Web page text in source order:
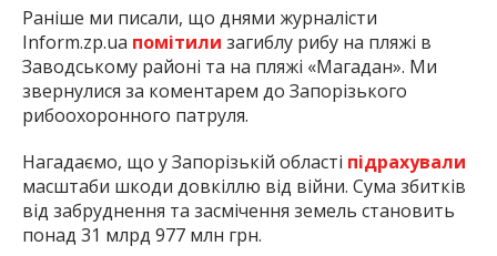
Раніше ми писали, що днями журналісти
Inform.zp.ua помітили загиблу рибу на пляжі в
Заводському районі та на пляжі «Магадан». Ми
звернулися за коментарем до Запорізького
рибоохоронного патруля.
Нагадаємо, що у Запорізькій області підрахували
масштаби шкоди довкіллю від війни. Сума збитків
від забруднення та засмічення земель становить
понад 31 млрд 977 млн грн.